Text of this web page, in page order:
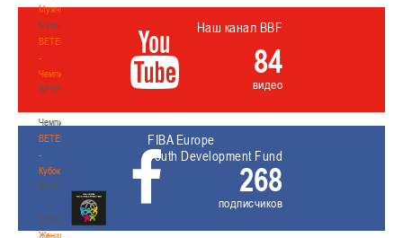
Мужчины
Мужчины
BETERA
-
Чемпионат
BETERA
-
Чемпионат
BETERA
-
Кубок
BETERA
-
Кубок
Женщины
Наш канал BBF
84
видео
FIBA Europe
Youth Development Fund
268
подписчиков